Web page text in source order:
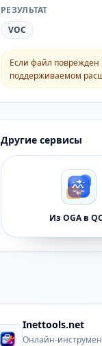
РЕЗУЛЬТАТ
VOC
Если файл поврежден
поддерживаемом
Другие сервисы
Из OGA в
Inettools.net
Онлайн-